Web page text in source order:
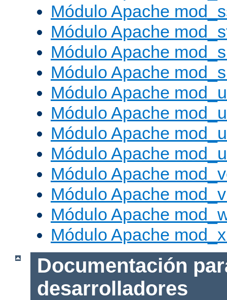
Módulo Apache
Módulo Apache
Módulo Apache
Módulo Apache
Módulo Apache
Módulo Apache
Módulo Apache
Módulo Apache
Módulo Apache
Módulo Apache
Módulo Apache
Módulo Apache
Documentación
desarrolladores